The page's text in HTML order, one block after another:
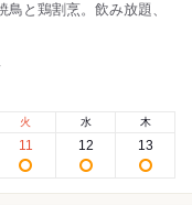
鳥と鶏割烹。飲み放題、
火
11
水
12
木
13